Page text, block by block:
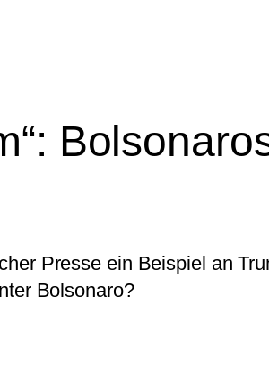
Presse ein Beispiel an
Bolsonaro?